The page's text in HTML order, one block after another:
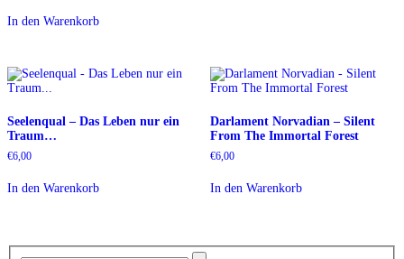
In den Warenkorb
Seelenqual – Das Leben nur ein
Traum…
€6,00
In den Warenkorb
Darlament Norvadian – Silent
From The Immortal Forest
€6,00
In den Warenkorb